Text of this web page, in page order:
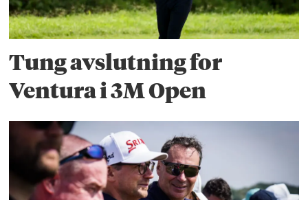
Tung avslutning for
Ventura i 3M Open